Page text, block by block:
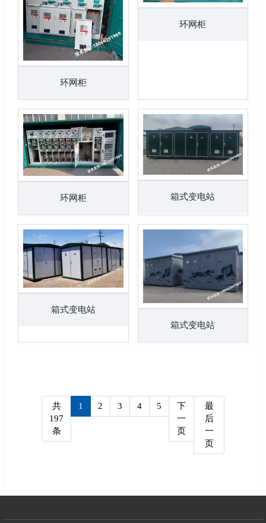
环网柜
环网柜
环网柜 箱式变电站
箱式变电站
箱式变电站
共
197
条
1 2 3 4 5
下
一
页
最
后
一
页